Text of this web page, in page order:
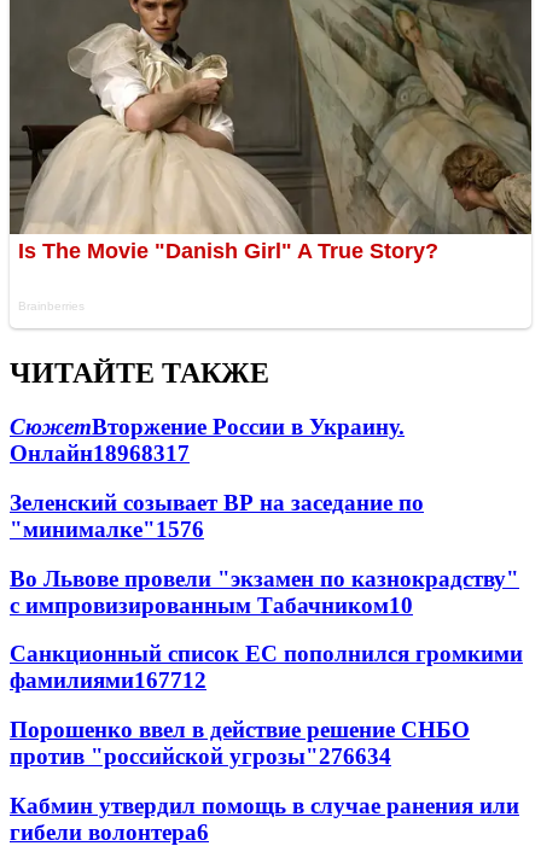
ЧИТАЙТЕ ТАКЖЕ
СюжетВторжение России в Украину.
Онлайн18968317
Зеленский созывает ВР на заседание по
"минималке"1576
Во Львове провели "экзамен по казнокрадству"
с импровизированным Табачником10
Санкционный список ЕС пополнился громкими
фамилиями167712
Порошенко ввел в действие решение СНБО
против "российской угрозы"276634
Кабмин утвердил помощь в случае ранения или
гибели волонтера6